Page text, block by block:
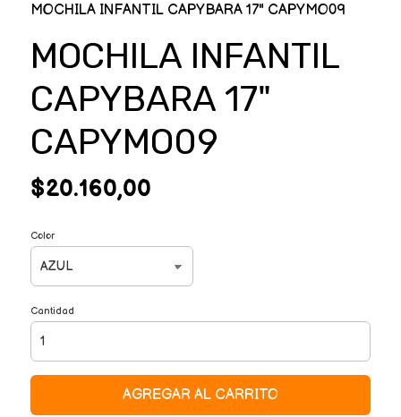
MOCHILA INFANTIL CAPYBARA 17" CAPYMO09
MOCHILA INFANTIL
CAPYBARA 17"
CAPYMO09
$20.160,00
Color
Cantidad
AGREGAR AL CARRITO